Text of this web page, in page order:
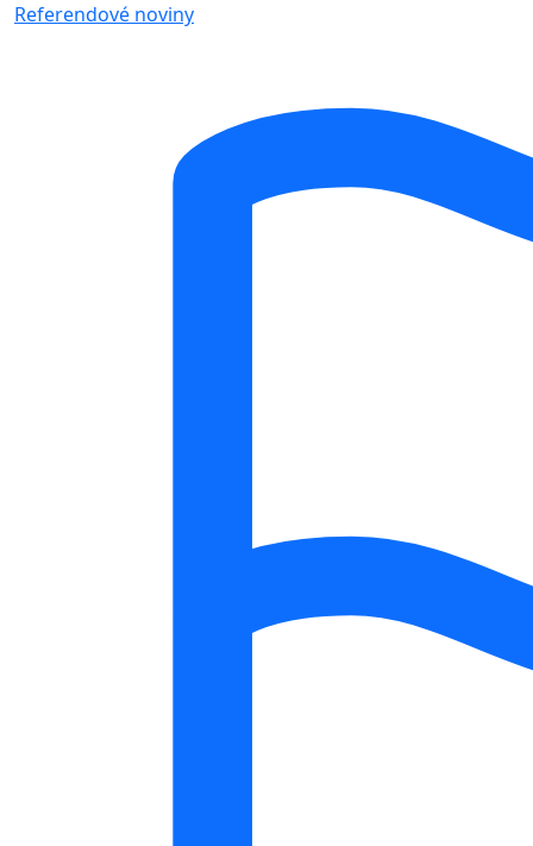
Referendové noviny